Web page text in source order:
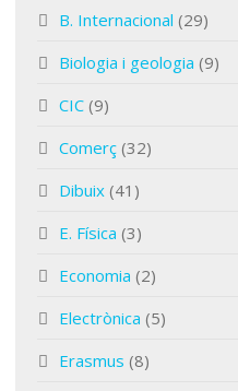
B. Internacional (29)
Biologia i geologia (9)
CIC (9)
Comerç (32)
Dibuix (41)
E. Física (3)
Economia (2)
Electrònica (5)
Erasmus (8)